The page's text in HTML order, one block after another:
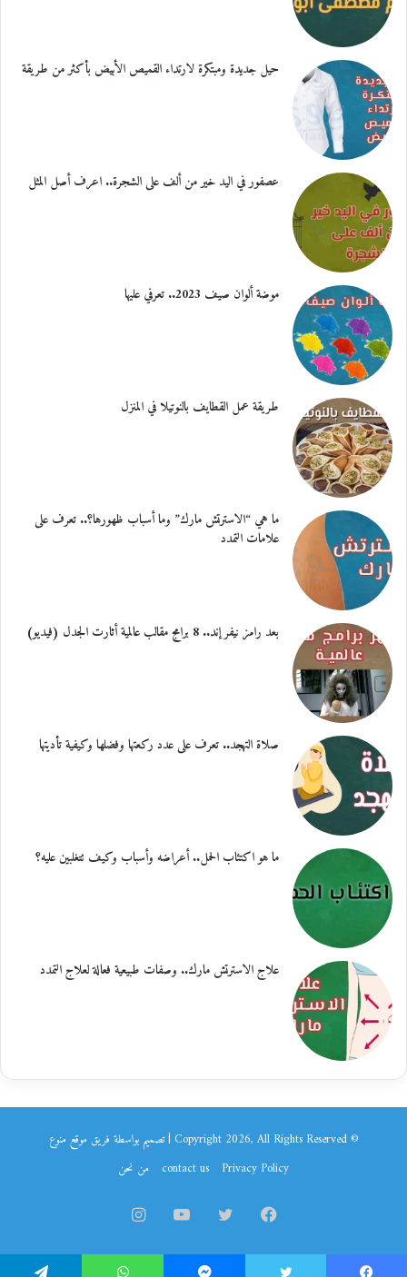
حيل جديدة ومبتكرة لارتداء القميص الأبيض بأكثر من طريقة
عصفور في اليد خير من ألف على الشجرة.. اعرف أصل المثل
موضة ألوان صيف 2023.. تعرفي عليها
طريقة عمل القطايف بالنوتيلا في المنزل
ما هي “الاسترتش مارك” وما أسباب ظهورها؟.. تعرف على
علامات التمدد
بعد رامز نيفر إند.. 8 برامج مقالب عالمية أثارت الجدل (فيديو)
صلاة التهجد.. تعرف على عدد ركعتها وفضلها وكيفية تأديتها
ما هو اكتئاب الحمل.. أعراضه وأسباب وكيف تتغلبين عليه؟
علاج الاسترتش مارك.. وصفات طبيعية فعالة لعلاج التمدد
© Copyright 2026, All Rights Reserved | تصميم بواسطة فريق موقع
منوع
Privacy Policy
contact us من نحن
فيسبوك يوتيوبانستقرام